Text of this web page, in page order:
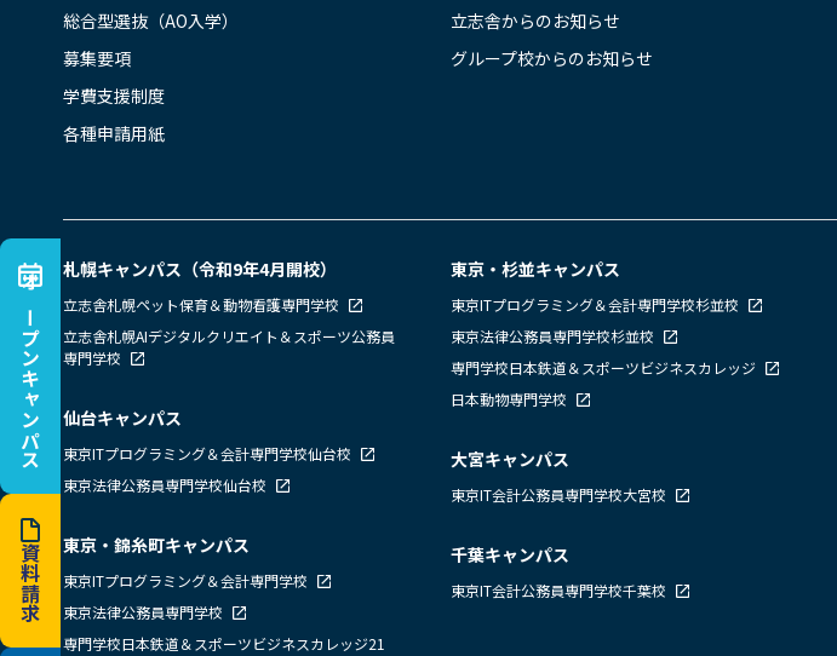
オープンキャンパス
資料請求
総合型選抜（AO入学）
募集要項
学費支援制度
各種申請用紙
立志舎からのお知らせ
グループ校からのお知らせ
札幌キャンパス（令和9年4月開校）
立志舎札幌ペット保育＆動物看護専門学校
立志舎札幌AIデジタルクリエイト＆スポーツ公務員
専門学校
仙台キャンパス
東京ITプログラミング＆会計専門学校仙台校
東京法律公務員専門学校仙台校
東京・錦糸町キャンパス
東京ITプログラミング＆会計専門学校
東京法律公務員専門学校
専門学校日本鉄道＆スポーツビジネスカレッジ21
東京・杉並キャンパス
東京ITプログラミング＆会計専門学校杉並校
東京法律公務員専門学校杉並校
専門学校日本鉄道＆スポーツビジネスカレッジ
日本動物専門学校
大宮キャンパス
東京IT会計公務員専門学校大宮校
千葉キャンパス
東京IT会計公務員専門学校千葉校